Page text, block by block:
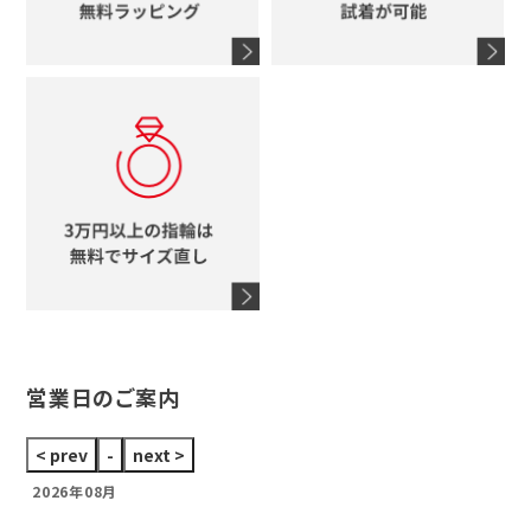
スタージュエリー
ウノアエレ
ブランドアイテムをすべて見る
シャネル
タグホイヤー
営業日のご案内
2026年08月